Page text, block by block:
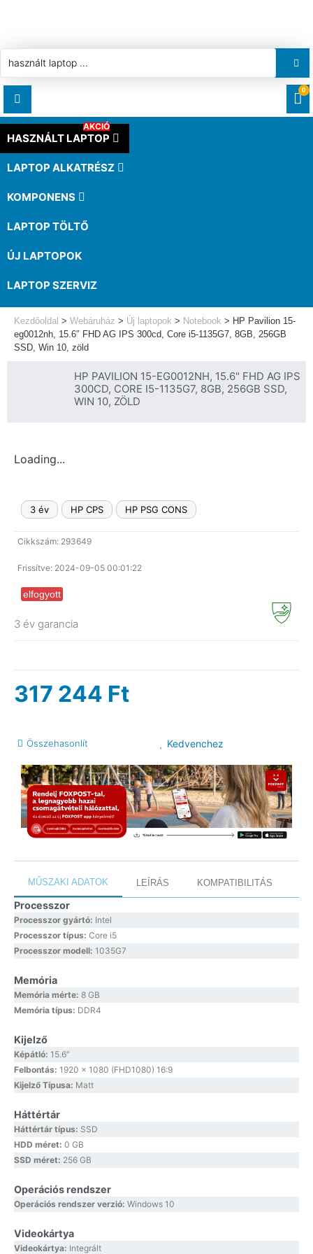
RENDELÉSEK
CÍMEK
FIÓKADATOK
ELFELEJTETT JELSZÓ
0
HASZNÁLT LAPTOP
AKCIÓ
LAPTOP ALKATRÉSZ
KOMPONENS
LAPTOP TÖLTŐ
ÚJ LAPTOPOK
LAPTOP SZERVIZ
Kezdőoldal > Webáruház > Új laptopok > Notebook > HP Pavilion 15-
eg0012nh, 15.6″ FHD AG IPS 300cd, Core i5-1135G7, 8GB, 256GB
SSD, Win 10, zöld
HP PAVILION 15-EG0012NH, 15.6" FHD AG IPS
300CD, CORE I5-1135G7, 8GB, 256GB SSD,
WIN 10, ZÖLD
Loading...
3 év HP CPS HP PSG CONS
Cikkszám: 293649
Frissítve: 2024-09-05 00:01:22
elfogyott
3 év garancia
317 244 Ft
Összehasonlít Kedvenchez
MŰSZAKI ADATOK LEÍRÁS KOMPATIBILITÁS
Processzor
Processzor gyártó: Intel
Processzor típus: Core i5
Processzor modell: 1035G7
Memória
Memória mérte: 8 GB
Memória típus: DDR4
Kijelző
Képátló: 15.6″
Felbontás: 1920 x 1080 (FHD1080) 16:9
Kijelző Típusa: Matt
Háttértár
Háttértár típus: SSD
HDD méret: 0 GB
SSD méret: 256 GB
Operációs rendszer
Operációs rendszer verzió: Windows 10
Videokártya
Videokártya: Integrált